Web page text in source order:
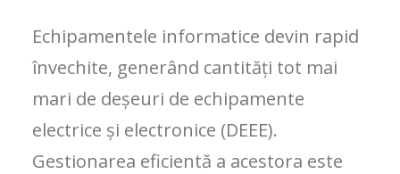
Echipamentele informatice devin rapid
învechite, generând cantități tot mai
mari de deșeuri de echipamente
electrice și electronice (DEEE).
Gestionarea eficientă a acestora este